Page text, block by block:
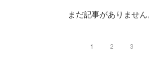
まだ記事がありません
1 2 3